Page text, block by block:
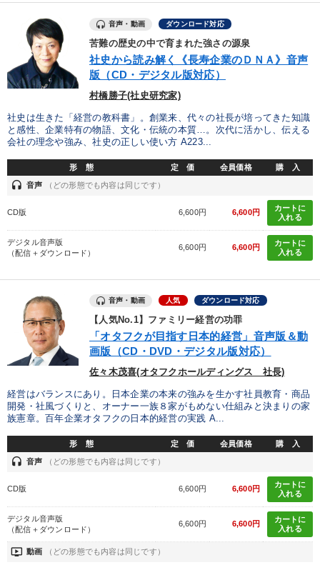
音声・動画 ダウンロード対応
苦難の歴史の中で育まれた強さの源泉
社史から読み解く《長寿企業のＤＮＡ》音声
版（CD・デジタル版対応）
村橋勝子(社史研究家)
社史は生きた「経営の教科書」。創業来、代々の社長が培ってきた知識
と感性、企業特有の物語、文化・伝統の本質…。次代に活かし、伝える
会社の理念や強み、社史の正しい使い方 A223...
形 態 定 価 会員価格 購 入
headset 音声 （どの形態でも内容は同じです）
CD版 6,600円 6,600円
カートに
入れる
デジタル音声版
（配信＋ダウンロード）
6,600円 6,600円
カートに
入れる
音声・動画 人気 ダウンロード対応
【人気No.1】ファミリー経営の功罪
「オタフクが目指す日本的経営」音声版＆動
画版（CD・DVD・デジタル版対応）
佐々木茂喜(オタフクホールディングス 社長)
経営はバランスにあり。日本企業の本来の強みを生かす社員教育・商品
開発・社風づくりと、オーナー一族８家がもめない仕組みと決まりの家
族憲章。百年企業オタフクの日本的経営の実践 A...
形 態 定 価 会員価格 購 入
headset 音声 （どの形態でも内容は同じです）
CD版 6,600円 6,600円
カートに
入れる
デジタル音声版
（配信＋ダウンロード）
6,600円 6,600円
カートに
入れる
ondemand_video 動画 （どの形態でも内容は同じです）